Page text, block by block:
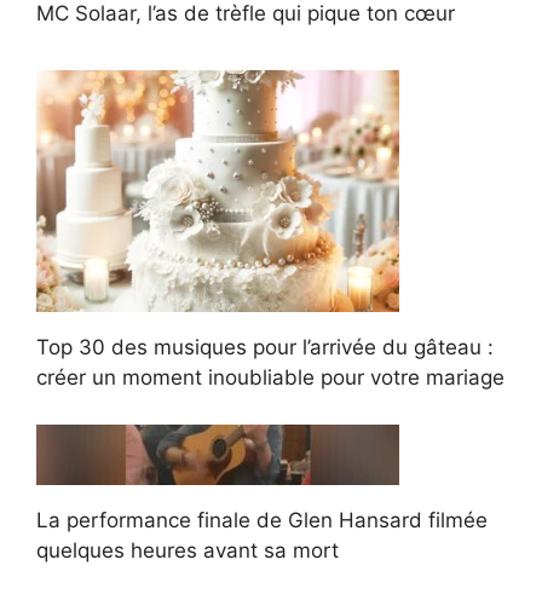
MC Solaar, l’as de trèfle qui pique ton cœur
Top 30 des musiques pour l’arrivée du gâteau :
créer un moment inoubliable pour votre mariage
La performance finale de Glen Hansard filmée
quelques heures avant sa mort